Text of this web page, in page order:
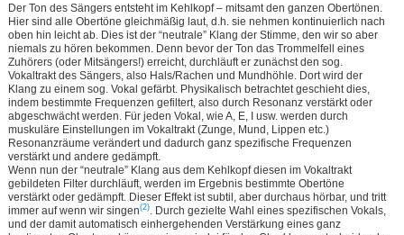
Der Ton des Sängers entsteht im Kehlkopf – mitsamt den ganzen Obertönen.
Hier sind alle Obertöne gleichmäßig laut, d.h. sie nehmen kontinuierlich nach
oben hin leicht ab. Dies ist der “neutrale” Klang der Stimme, den wir so aber
niemals zu hören bekommen. Denn bevor der Ton das Trommelfell eines
Zuhörers (oder Mitsängers!) erreicht, durchläuft er zunächst den sog.
Vokaltrakt des Sängers, also Hals/Rachen und Mundhöhle. Dort wird der
Klang zu einem sog. Vokal gefärbt. Physikalisch betrachtet geschieht dies,
indem bestimmte Frequenzen gefiltert, also durch Resonanz verstärkt oder
abgeschwächt werden. Für jeden Vokal, wie A, E, I usw. werden durch
muskuläre Einstellungen im Vokaltrakt (Zunge, Mund, Lippen etc.)
Resonanzräume verändert und dadurch ganz spezifische Frequenzen
verstärkt und andere gedämpft.
Wenn nun der “neutrale” Klang aus dem Kehlkopf diesen im Vokaltrakt
gebildeten Filter durchläuft, werden im Ergebnis bestimmte Obertöne
verstärkt oder gedämpft. Dieser Effekt ist subtil, aber durchaus hörbar, und tritt
immer auf wenn wir singen(2). Durch gezielte Wahl eines spezifischen Vokals,
und der damit automatisch einhergehenden Verstärkung eines ganz